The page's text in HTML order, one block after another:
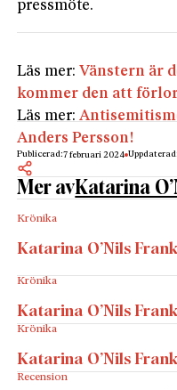
pressmöte.
Läs mer: Vänstern är
kommer den att
Läs mer:
Anders Persson!
Publicerad:7 februari 2024
Mer avKatarina
Krönika
Katarina O’Nils
Krönika
Katarina O’Nils
Krönika
Katarina O’Nils
Recension